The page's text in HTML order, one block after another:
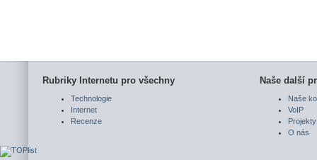
Rubriky Internetu pro všechny
Technologie
Internet
Recenze
Naše další
Naše
VoIP
Projekty
O nás